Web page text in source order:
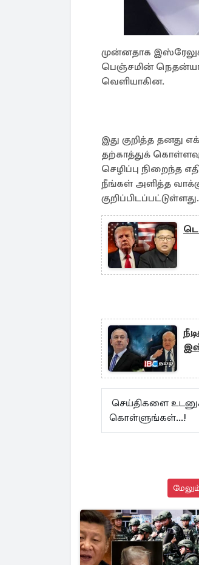
முன்னதாக
பெஞ்சமின்
வெளியாகின.
இது குறித்த தனது
தற்காத்துக்
செழிப்பு நிறைந்த
நீங்கள் அளித்த
குறிப்பிடப்பட்டுள்ளது.
செய்திகளை
கொள்ளுங்கள்...!